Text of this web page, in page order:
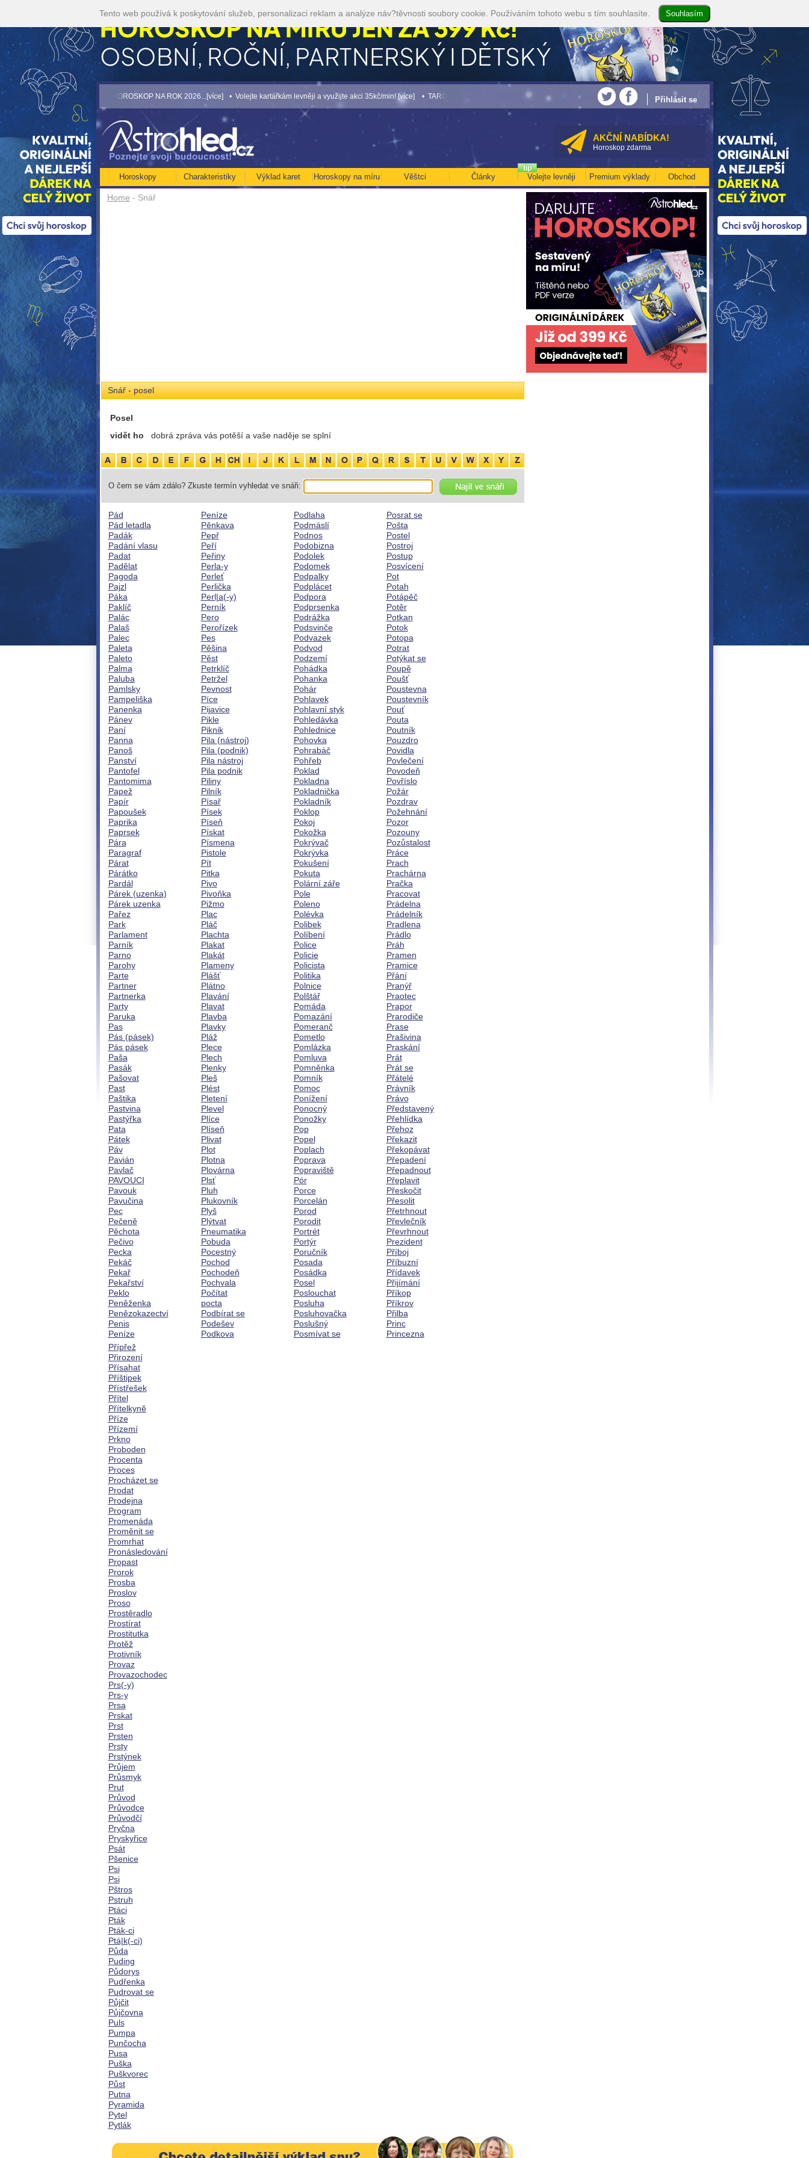
AKČNÍ NABÍDKA!
Horoskop zdarma
Home - Snář
Snář - posel
Posel
vidět ho
dobrá zpráva vás potěší a vaše naděje se splní
O čem se vám zdálo? Zkuste termín vyhledat ve snáři:
Pád
Pád letadla
Padák
Padání vlasu
Padat
Padělat
Pagoda
Pajzl
Páka
Paklíč
Palác
Palaš
Palec
Paleta
Paleto
Palma
Paluba
Pamlsky
Pampeliška
Panenka
Pánev
Paní
Panna
Panoš
Panství
Pantofel
Pantomima
Papež
Papír
Papoušek
Paprika
Paprsek
Pára
Paragraf
Párat
Párátko
Pardál
Párek (uzenka)
Párek uzenka
Pařez
Park
Parlament
Parník
Parno
Parohy
Parte
Partner
Partnerka
Party
Paruka
Pas
Pás (pásek)
Pás pásek
Paša
Pasák
Pašovat
Past
Paštika
Pastvina
Pastýřka
Pata
Pátek
Páv
Pavián
Pavlač
PAVOUCI
Pavouk
Pavučina
Pec
Pečeně
Pěchota
Pečivo
Pecka
Pekáč
Pekař
Pekařství
Peklo
Peněženka
Penězokazectví
Penis
Peníze
Peníze
Pěnkava
Pepř
Peří
Peřiny
Perla-y
Perleť
Perlička
Perl|a(-y)
Perník
Pero
Perořízek
Pes
Pěšina
Pěst
Petrklíč
Petržel
Pevnost
Píce
Pijavice
Pikle
Piknik
Pila (nástroj)
Pila (podnik)
Pila nástroj
Pila podnik
Piliny
Pilník
Písař
Písek
Píseň
Pískat
Písmena
Pistole
Pít
Pitka
Pivo
Pivoňka
Pižmo
Plac
Pláč
Plachta
Plakat
Plakát
Plameny
Plášť
Plátno
Plavání
Plavat
Plavba
Plavky
Pláž
Plece
Plech
Plenky
Pleš
Plést
Pletení
Plevel
Plíce
Plíseň
Plivat
Plot
Plotna
Plovárna
Plsť
Pluh
Plukovník
Plyš
Plýtvat
Pneumatika
Pobuda
Pocestný
Pochod
Pochodeň
Pochvala
Počítat
pocta
Podbírat se
Podešev
Podkova
Podlaha
Podmáslí
Podnos
Podobizna
Podolek
Podomek
Podpalky
Podplácet
Podpora
Podprsenka
Podrážka
Podsvinče
Podvazek
Podvod
Podzemí
Pohádka
Pohanka
Pohár
Pohlavek
Pohlavní styk
Pohledávka
Pohlednice
Pohovka
Pohrabáč
Pohřeb
Poklad
Pokladna
Pokladnička
Pokladník
Poklop
Pokoj
Pokožka
Pokrývač
Pokrývka
Pokušení
Pokuta
Polární záře
Pole
Poleno
Polévka
Polibek
Políbení
Police
Policie
Policista
Politika
Polnice
Polštář
Pomáda
Pomazání
Pomeranč
Pometlo
Pomlázka
Pomluva
Pomněnka
Pomník
Pomoc
Ponížení
Ponocný
Ponožky
Pop
Popel
Poplach
Poprava
Popraviště
Pór
Porce
Porcelán
Porod
Porodit
Portrét
Portýr
Poručník
Posada
Posádka
Posel
Poslouchat
Posluha
Posluhovačka
Poslušný
Posmívat se
Posrat se
Pošta
Postel
Postroj
Postup
Posvícení
Pot
Potah
Potápěč
Potěr
Potkan
Potok
Potopa
Potrat
Potýkat se
Poupě
Poušť
Poustevna
Poustevník
Pouť
Pouta
Poutník
Pouzdro
Povidla
Povlečení
Povodeň
Povříslo
Požár
Pozdrav
Požehnání
Pozor
Pozouny
Pozůstalost
Práce
Prach
Prachárna
Pračka
Pracovat
Prádelna
Prádelník
Pradlena
Prádlo
Práh
Pramen
Pramice
Přání
Pranýř
Praotec
Prapor
Prarodiče
Prase
Prašivina
Praskání
Prát
Prát se
Přátelé
Právník
Právo
Představený
Přehlídka
Přehoz
Překazit
Překopávat
Přepadení
Přepadnout
Přeplavit
Přeskočit
Přesolit
Přetrhnout
Převlečník
Převrhnout
Prezident
Příboj
Příbuzní
Přídavek
Přijímání
Příkop
Příkrov
Přilba
Princ
Princezna
Přípřež
Přirození
Přísahat
Příštipek
Přístřešek
Přítel
Přítelkyně
Příze
Přízemí
Prkno
Proboden
Procenta
Proces
Procházet se
Prodat
Prodejna
Program
Promenáda
Proměnit se
Promrhat
Pronásledování
Propast
Prorok
Prosba
Proslov
Proso
Prostěradlo
Prostírat
Prostitutka
Protěž
Protivník
Provaz
Provazochodec
Prs(-y)
Prs-y
Prsa
Prskat
Prst
Prsten
Prsty
Prstýnek
Průjem
Průsmyk
Prut
Průvod
Průvodce
Průvodčí
Pryčna
Pryskyřice
Psát
Pšenice
Psi
Psi
Pštros
Pstruh
Ptáci
Pták
Pták-ci
Ptá|k(-ci)
Půda
Puding
Půdorys
Pudřenka
Pudrovat se
Půjčit
Půjčovna
Puls
Pumpa
Punčocha
Pusa
Puška
Puškvorec
Půst
Putna
Pyramida
Pytel
Pytlák
Horoskopy Charakteristiky Výklad karet Horoskopy na míru Věštci Články Volejte levněji Premium výklady Obchod
• NEJVĚTŠÍ ROČNÍ HOROSKOP NA ROK 2026...[více] • Volejte kartářkám levněji a využijte akci 35kč/min! [více] • TAROT NA SRPEN ZA 49,-KČ... [více] • NEJVĚTŠÍ ROČNÍ HOROSKOP NA ROK 2026...[více] • Volejte kartářkám levněji a
Přihlásit se
Tento web používá k poskytování služeb, personalizaci reklam a analýze náv?těvnosti soubory cookie. Používáním tohoto webu s tím souhlasíte.